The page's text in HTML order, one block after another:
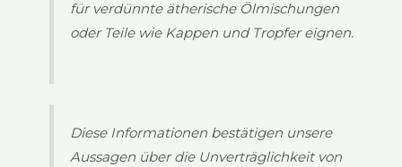
für verdünnte ätherische Ölmischungen
oder Teile wie Kappen und Tropfer eignen.
Diese Informationen bestätigen unsere
Aussagen über die Unverträglichkeit von